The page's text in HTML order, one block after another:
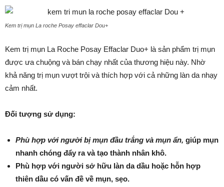
Kem trị mụn La roche Posay effaclar Dou+
Kem trị mụn La Roche Posay Effaclar Duo+ là sản phẩm trị mụn
được ưa chuộng và bán chạy nhất của thương hiệu này. Nhờ
khả năng trị mụn vượt trội và thích hợp với cả những làn da nhạy
cảm nhất.
Đối tượng sử dụng:
Phù hợp với người bị mụn đầu trắng và mụn ẩn, giúp mụn
nhanh chóng đẩy ra và tạo thành nhân khô.
Phù hợp với người sở hữu làn da dầu hoặc hỗn hợp
thiên dầu có vấn đề về mụn, sẹo.